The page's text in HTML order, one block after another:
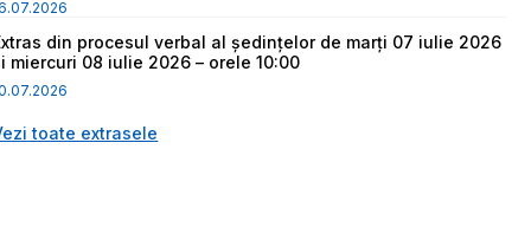
din procesul verbal al ședințelor de marți 07 iulie 2026
miercuri 08 iulie 2026 – orele 10:00
toate extrasele